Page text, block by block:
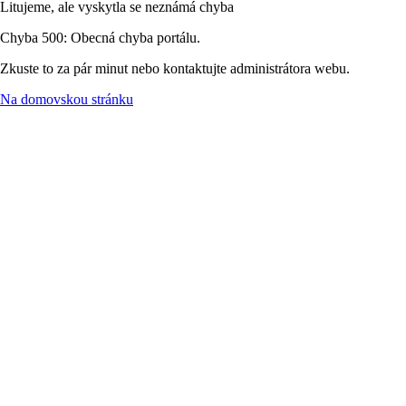
Litujeme, ale vyskytla se neznámá chyba
Chyba 500: Obecná chyba portálu.
Zkuste to za pár minut nebo kontaktujte administrátora webu.
Na domovskou stránku